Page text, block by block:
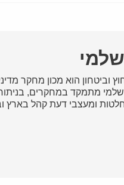
וביטחון הוא מכון מחקר
הירושלמי מתמקד במחקרים,
ומעצבי דעת קהל בארץ